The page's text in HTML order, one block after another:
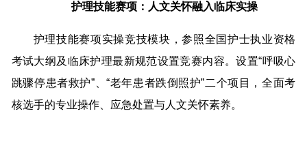
护理技能赛项：人文关怀融入临床实操
护理技能赛项实操竞技模块，参照全国护士执业资格
考试大纲及临床护理最新规范设置竞赛内容。设置“呼吸心
跳骤停患者救护”、“老年患者跌倒照护”二个项目，全面考
核选手的专业操作、应急处置与人文关怀素养。